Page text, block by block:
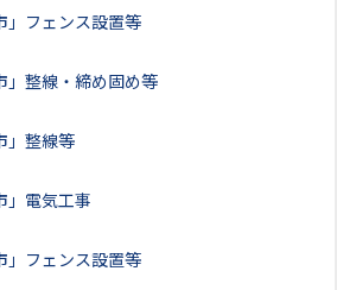
」フェンス設置等
」整線・締め固め等
」整線等
」電気工事
」フェンス設置等